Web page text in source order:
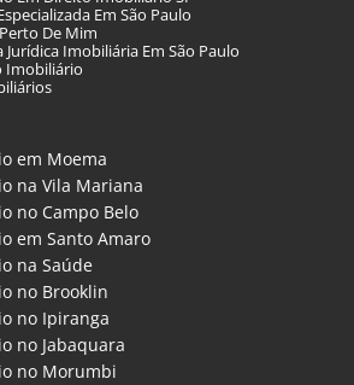
Em São Paulo
De Mim
Jurídica Imobiliária Em São Paulo
Imobiliário
em Moema
na Vila Mariana
no Campo Belo
em Santo Amaro
na Saúde
no Brooklin
no Ipiranga
no Jabaquara
no Morumbi